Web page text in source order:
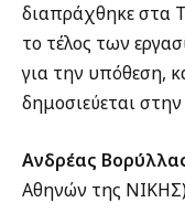
διαπράχθηκε στα
το τέλος των
για την υπόθεση,
δημοσιεύεται στην
Ανδρέας
Αθηνών της